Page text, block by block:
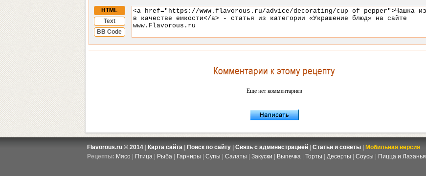
HTML
Text
BB Code
Комментарии к этому рецепту
Еще нет комментариев
Flavorous.ru © 2014| Карта сайта| Поиск по сайту| Связь с администрацией| Статьи и советы|
Мобильная версия
Рецепты: Мясо Птица| Рыба| Гарниры Супы Салаты Закуски Выпечка| Торты Десерты Соусы Пицца и Лазанья